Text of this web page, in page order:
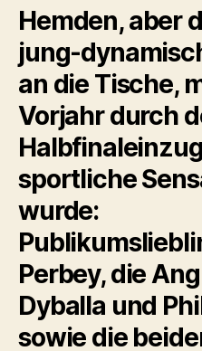
Hemden, aber
jung-
an die Tische,
Vorjahr durch
sportliche
wurde:
Perbey, die
Dyballa und
sowie die